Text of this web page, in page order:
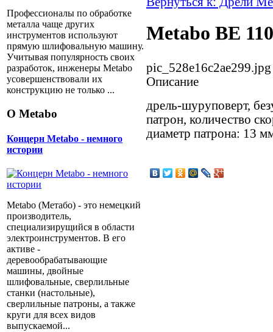
Профессионалы по обработке
металла чаще других
инструментов используют
прямую шлифовальную машину.
Учитывая популярность своих
разработок, инженеры Metabo
усовершенствовали их
конструкцию не только ...
О Metabo
Концерн Metabo - немного
истории
Metabo (Метабо) - это немецкий
производитель,
специализирущийся в области
электроинструментов. В его
активе -
деревообрабатывающие
машины, двойные
шлифовальные, сверлильные
станки (настольные),
сверлильные патроны, а также
круги для всех видов
выпускаемой...
Metabo BE
pic_528e16c2ae299.jpg
Описание
дрель-шуруповерт,
патрон, количество
диаметр патрона: 13